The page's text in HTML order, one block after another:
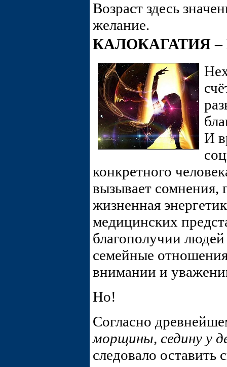
Возраст здесь
желание.
КАЛОКАГАТИЯ
И
конкретного
вызывает сомнения,
жизненная
медицинских
благополучии
семейные
внимании и
Но!
Согласно
морщины, седину у
следовало оставить